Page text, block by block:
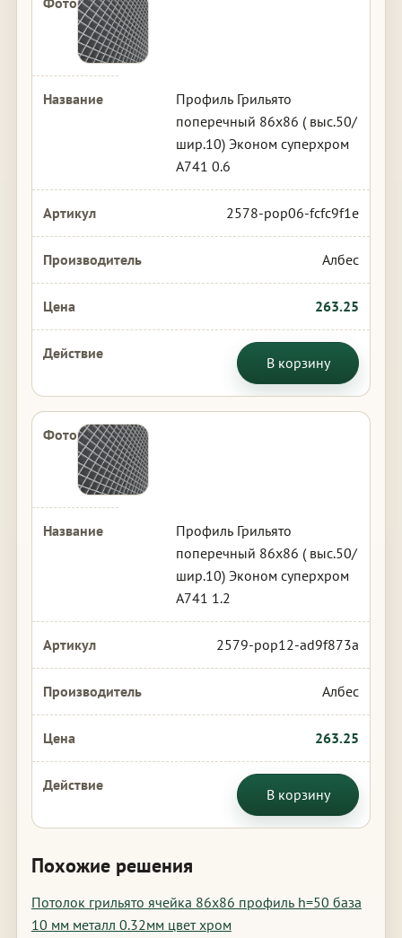
Профиль Грильято
поперечный 86х86 ( выс.50/
шир.10) Эконом суперхром
А741 0.6
2578-pop06-fcfc9f1e
Албес
263.25
В корзину
Профиль Грильято
поперечный 86х86 ( выс.50/
шир.10) Эконом суперхром
А741 1.2
2579-pop12-ad9f873a
Албес
263.25
В корзину
Похожие решения
Потолок грильято ячейка 86х86 профиль h=50 база
10 мм металл 0.32мм цвет хром